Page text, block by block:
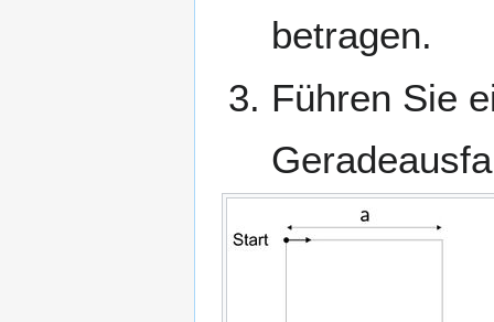
betragen.
Führen Sie